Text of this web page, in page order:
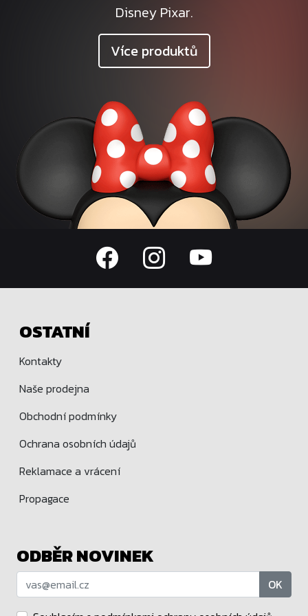
Disney Pixar.
Více produktů
OSTATNÍ
Kontakty
Naše prodejna
Obchodní podmínky
Ochrana osobních údajů
Reklamace a vrácení
Propagace
ODBĚR NOVINEK
OK